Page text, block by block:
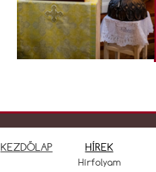
KEZDŐLAP HÍREK
Hírfolyam